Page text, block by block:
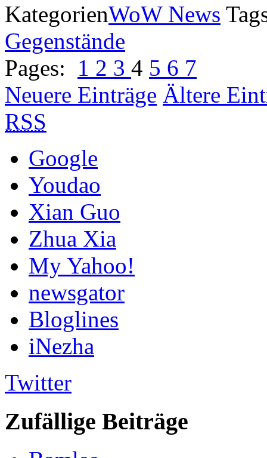
KategorienWoW News
Gegenstände
Pages:
1 2 3 4 5 6 7
Neuere Einträge Ältere
RSS
Google
Youdao
Xian Guo
Zhua Xia
My Yahoo!
newsgator
Bloglines
iNezha
Twitter
Zufällige Beiträge